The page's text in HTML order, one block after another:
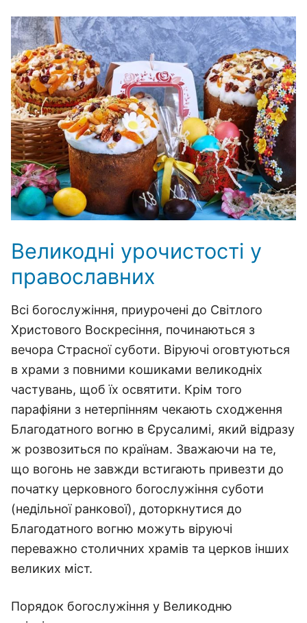
Великодні урочистості у
православних
Всі богослужіння, приурочені до Світлого
Христового Воскресіння, починаються з
вечора Страсної суботи. Віруючі оговтуються
в храми з повними кошиками великодніх
частувань, щоб їх освятити. Крім того
парафіяни з нетерпінням чекають сходження
Благодатного вогню в Єрусалимі, який відразу
ж розвозиться по країнам. Зважаючи на те,
що вогонь не завжди встигають привезти до
початку церковного богослужіння суботи
(недільної ранкової), доторкнутися до
Благодатного вогню можуть віруючі
переважно столичних храмів та церков інших
великих міст.
Порядок богослужіння у Великодню